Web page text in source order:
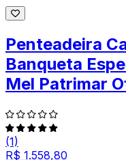
Penteadeira
Banqueta
Mel Patrimar
(1)
R$ 1.558,80